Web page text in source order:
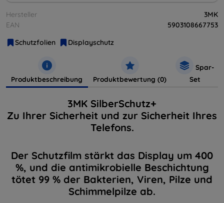
Hersteller
3MK
EAN
5903108667753
Schutzfolien
Displayschutz
Produktbeschreibung Produktbewertung (0)
Spar-
Set
3MK SilberSchutz+
Zu Ihrer Sicherheit und zur Sicherheit Ihres
Telefons.
Der Schutzfilm stärkt das Display um 400
%, und die antimikrobielle Beschichtung
tötet 99 % der Bakterien, Viren, Pilze und
Schimmelpilze ab.